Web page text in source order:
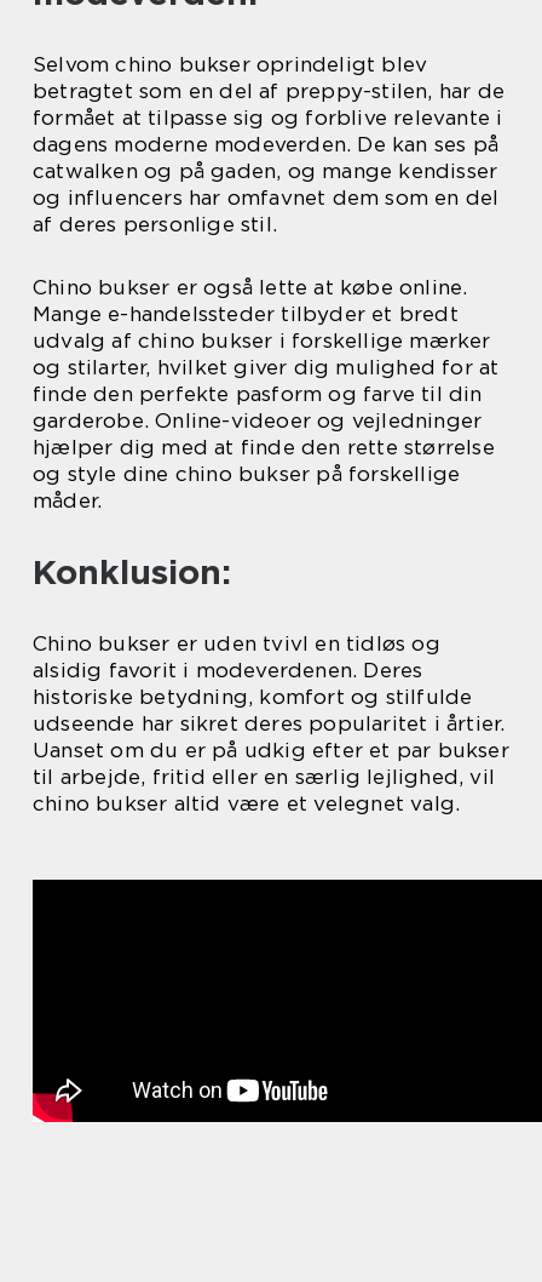
Selvom chino bukser oprindeligt blev
betragtet som en del af preppy-stilen, har de
formået at tilpasse sig og forblive relevante i
dagens moderne modeverden. De kan ses på
catwalken og på gaden, og mange kendisser
og influencers har omfavnet dem som en del
af deres personlige stil.
Chino bukser er også lette at købe online.
Mange e-handelssteder tilbyder et bredt
udvalg af chino bukser i forskellige mærker
og stilarter, hvilket giver dig mulighed for at
finde den perfekte pasform og farve til din
garderobe. Online-videoer og vejledninger
hjælper dig med at finde den rette størrelse
og style dine chino bukser på forskellige
måder.
Konklusion:
Chino bukser er uden tvivl en tidløs og
alsidig favorit i modeverdenen. Deres
historiske betydning, komfort og stilfulde
udseende har sikret deres popularitet i årtier.
Uanset om du er på udkig efter et par bukser
til arbejde, fritid eller en særlig lejlighed, vil
chino bukser altid være et velegnet valg.